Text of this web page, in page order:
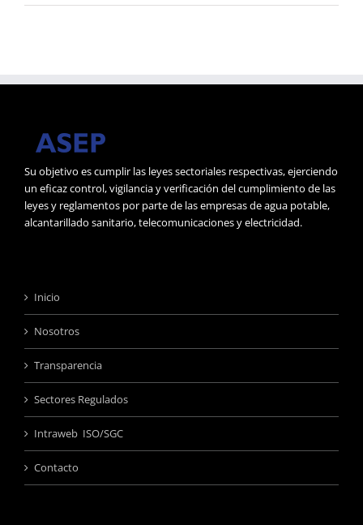
Su objetivo es cumplir las leyes sectoriales respectivas, ejerciendo
un eficaz control, vigilancia y verificación del cumplimiento de las
leyes y reglamentos por parte de las empresas de agua potable,
alcantarillado sanitario, telecomunicaciones y electricidad.
Inicio
Nosotros
Transparencia
Sectores Regulados
Intraweb ISO/SGC
Contacto